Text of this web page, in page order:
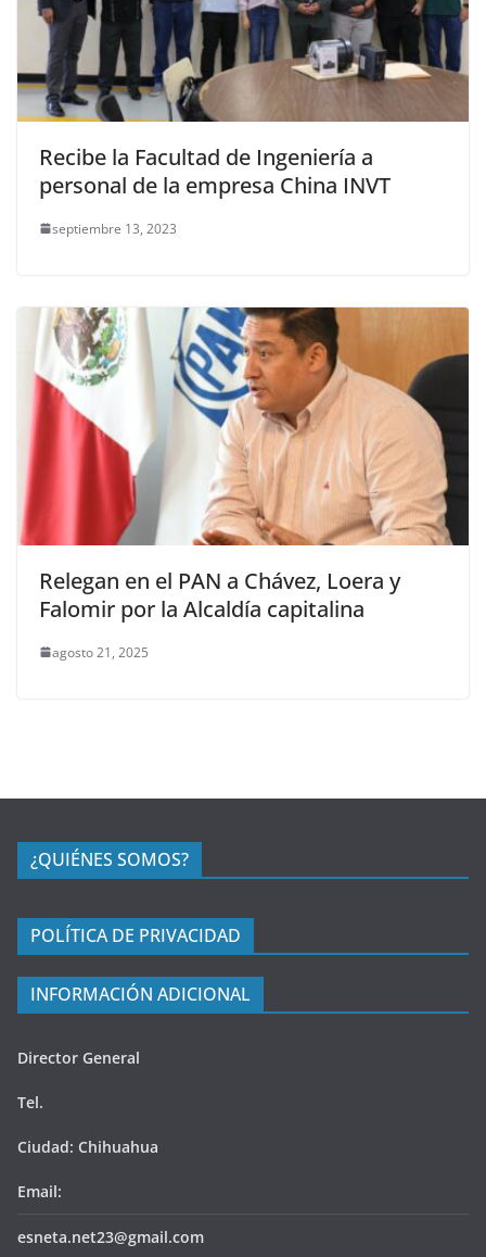
Recibe la Facultad de Ingeniería a
personal de la empresa China INVT
septiembre 13, 2023
Relegan en el PAN a Chávez, Loera y
Falomir por la Alcaldía capitalina
agosto 21, 2025
¿QUIÉNES SOMOS?
POLÍTICA DE PRIVACIDAD
INFORMACIÓN ADICIONAL
Director General
Tel.
Ciudad: Chihuahua
Email:
esneta.net23@gmail.com